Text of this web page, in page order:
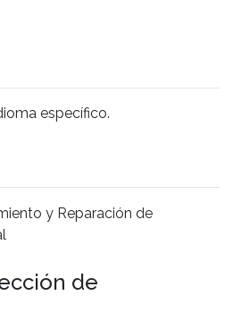
específico.
y Reparación de
de